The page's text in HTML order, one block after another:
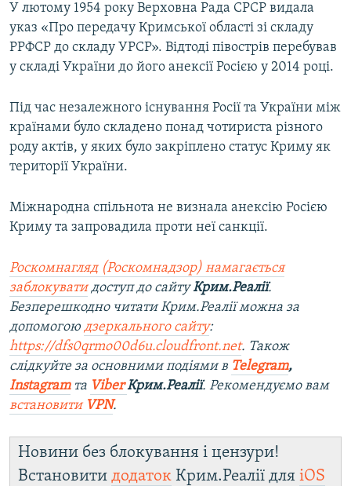
У лютому 1954 року Верховна Рада СРСР видала
указ «Про передачу Кримської області зі складу
РРФСР до складу УРСР». Відтоді півострів перебував
у складі України до його анексії Росією у 2014 році.
Під час незалежного існування Росії та України між
країнами було складено понад чотириста різного
роду актів, у яких було закріплено статус Криму як
території України.
Міжнародна спільнота не визнала анексію Росією
Криму та запровадила проти неї санкції.
Роскомнагляд (Роскомнадзор) намагається
заблокуватидоступ до сайтуКрим.Реалії.
Безперешкодно читати Крим.Реалії можна за
допомогою дзеркального сайту:
https://dfs0qrmo00d6u.cloudfront.net. Також
слідкуйте за основними подіями в Telegram,
Instagramта ViberКрим.Реалії. Рекомендуємо вам
встановити VPN.
Новини без блокування і цензури!
Встановити додаток Крим.Реалії для iOS